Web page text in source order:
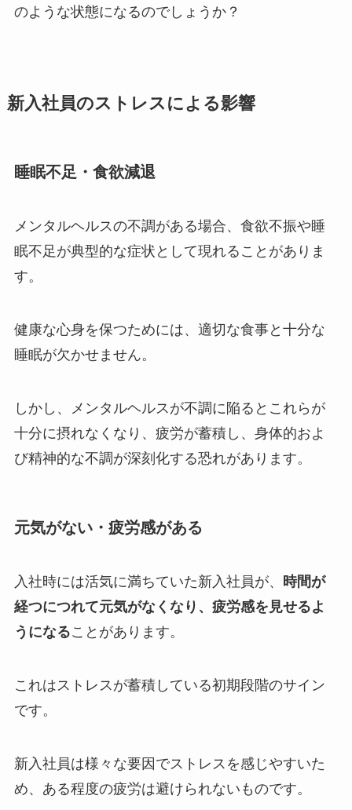
のような状態になるのでしょうか？
新入社員のストレスによる影響
睡眠不足・食欲減退
メンタルヘルスの不調がある場合、 食欲不振や睡
眠不足が典型的な症状 として現れることがありま
す。
健康な心身を保つためには、適切な食事と十分な
睡眠が欠かせません。
しかし、メンタルヘルスが不調に陥るとこれらが
十分に摂れなくなり、疲労が蓄積し、身体的およ
び精神的な不調が深刻化する恐れがあります。
元気がない・疲労感がある
入社時には活気に満ちていた新入社員が、 時間が
経つにつれて元気がなくなり、疲労感を見せるよ
うになることがあります。
これはストレスが蓄積している初期段階のサイン
です。
新入社員は様々な要因でストレスを感じやすいた
め、ある程度の疲労は避けられないものです。